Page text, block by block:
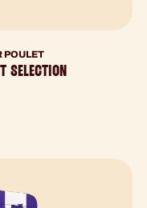
POULET
SELECTION